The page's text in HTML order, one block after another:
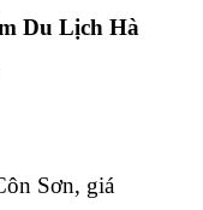
Du Lịch Hà
Sơn, giá